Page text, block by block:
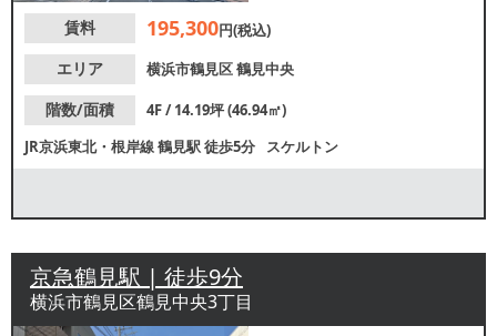
い。
賃料 195,300円(税込)
エリア
横浜市鶴見区鶴見中央
階数/面積
4F / 14.19坪 (46.94㎡)
JR京浜東北・根岸線鶴見駅徒歩5分 スケルトン
京急鶴見駅 | 徒歩9分
横浜市鶴見区鶴見中央3丁目